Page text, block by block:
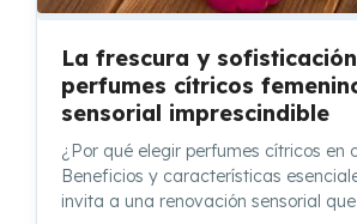
La frescura y
perfumes cítricos
sensorial imprescindible
¿Por qué elegir perfumes cítricos en
Beneficios y características
invita a una renovación sensorial